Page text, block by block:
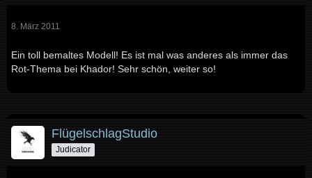
8. März 2011
Ein toll bemaltes Modell! Es ist mal was anderes als immer das
Rot-Thema bei Khador! Sehr schön, weiter so!
FlügelschlagStudio
Judicator